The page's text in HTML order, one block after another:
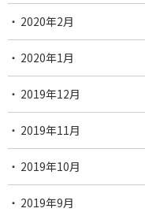
2020年2月
2020年1月
2019年12月
2019年11月
2019年10月
2019年9月